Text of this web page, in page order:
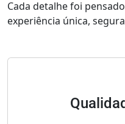
Cada detalhe foi
experiência única,